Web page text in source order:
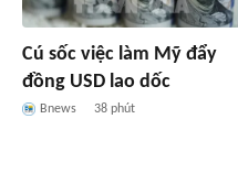
Cú sốc việc làm Mỹ đẩy
đồng USD lao dốc
Bnews 38 phút